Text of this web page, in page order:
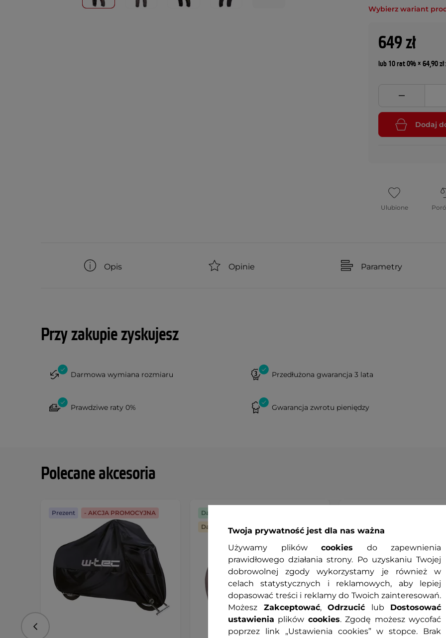
Wybierz wariant
649 zł
lub 10 rat 0% × 64,90 zł
Dodaj
Ulubione
Opis Opinie Parametry
Przy zakupie zyskujesz
Darmowa wymiana rozmiaru Przedłużona gwarancja 3 lata
Prawdziwe raty 0% Gwarancja zwrotu pieniędzy
Polecane akcesoria
Prezent - AKCJA PROMOCYJNA Darmowa dostawa
Darmowa wymiana rozmiaru
Poprzedni
Twoja prywatność jest dla nas ważna
Używamy plików cookies do zapewnienia
prawidłowego działania strony. Po uzyskaniu Twojej
dobrowolnej zgody wykorzystamy je również w
celach statystycznych i reklamowych, aby lepiej
dopasować treści i reklamy do Twoich zainteresowań.
Możesz Zakceptować, Odrzucić lub Dostosować
ustawienia plików cookies. Zgodę możesz wycofać
poprzez link „Ustawienia cookies” w stopce. Brak